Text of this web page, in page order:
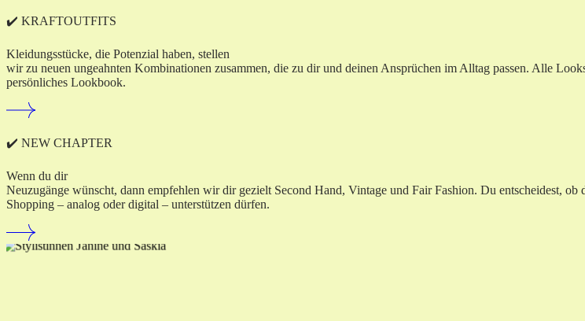
✔️ KRAFTOUTFITS
Kleidungsstücke, die Potenzial haben, stellen
wir zu neuen ungeahnten Kombinationen zusammen, die zu dir und deinen Ansprüchen im Alltag passen. Alle
persönliches Lookbook.
✔️ NEW CHAPTER
Wenn du dir
Neuzugänge wünscht, dann empfehlen wir dir gezielt Second Hand, Vintage und Fair Fashion. Du entscheidest,
Shopping – analog oder digital – unterstützen dürfen.